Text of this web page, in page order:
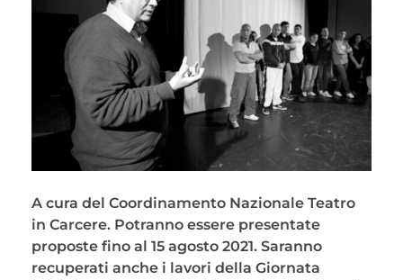
A cura del Coordinamento Nazionale Teatro
in Carcere. Potranno essere presentate
proposte fino al 15 agosto 2021. Saranno
recuperati anche i lavori della Giornata